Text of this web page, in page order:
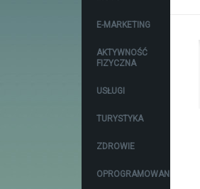
E-MARKETING
AKTYWNOŚĆ
FIZYCZNA
USŁUGI
TURYSTYKA
ZDROWIE
OPROGRAMOWANIE